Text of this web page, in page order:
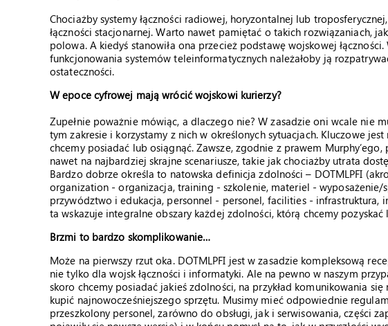
Chociażby systemy łączności radiowej, horyzontalnej lub
łączności stacjonarnej. Warto nawet pamiętać o takich rozwiązaniach,
polowa. A kiedyś stanowiła ona przecież podstawę wojskowej
funkcjonowania systemów teleinformatycznych należałoby ją
ostateczności.
W epoce cyfrowej mają wrócić wojskowi kurierzy?
Zupełnie poważnie mówiąc, a dlaczego nie? W zasadzie oni wcale nie
tym zakresie i korzystamy z nich w określonych sytuacjach. Kluczowe
chcemy posiadać lub osiągnąć. Zawsze, zgodnie z prawem
nawet na najbardziej skrajne scenariusze, takie jak chociażby utrata
Bardzo dobrze określa to natowska definicja zdolności – DOTMLPFI
organization - organizacja, training - szkolenie, materiel -
przywództwo i edukacja, personnel - personel, facilities -
ta wskazuje integralne obszary każdej zdolności, którą chcemy pozyskać
Brzmi to bardzo skomplikowanie…
Może na pierwszy rzut oka. DOTMLPFI jest w zasadzie kompleksową
nie tylko dla wojsk łączności i informatyki. Ale na pewno w naszym
skoro chcemy posiadać jakieś zdolności, na przykład komunikowania
kupić najnowocześniejszego sprzętu. Musimy mieć odpowiednie
przeszkolony personel, zarówno do obsługi, jak i serwisowania, części